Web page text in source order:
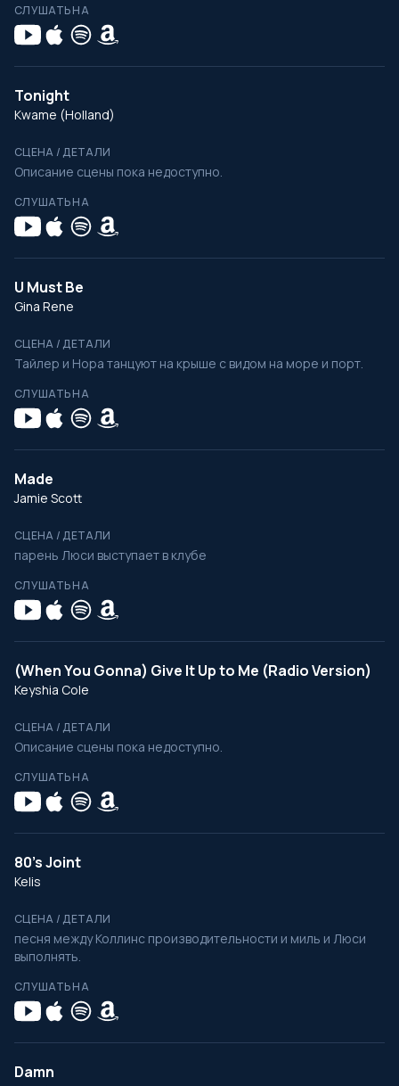
СЛУШАТЬ НА
Tonight
Kwame (Holland)
СЦЕНА / ДЕТАЛИ
Описание сцены пока недоступно.
СЛУШАТЬ НА
U Must Be
Gina Rene
СЦЕНА / ДЕТАЛИ
Тайлер и Нора танцуют на крыше с видом на море и порт.
СЛУШАТЬ НА
Made
Jamie Scott
СЦЕНА / ДЕТАЛИ
парень Люси выступает в клубе
СЛУШАТЬ НА
(When You Gonna) Give It Up to Me (Radio Version)
Keyshia Cole
СЦЕНА / ДЕТАЛИ
Описание сцены пока недоступно.
СЛУШАТЬ НА
80's Joint
Kelis
СЦЕНА / ДЕТАЛИ
песня между Коллинс производительности и миль и Люси
выполнять.
СЛУШАТЬ НА
Damn